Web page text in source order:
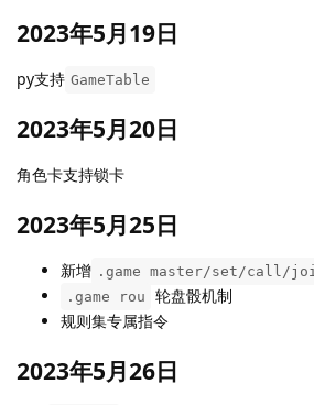
2023年5月19日
py支持 GameTable
2023年5月20日
角色卡支持锁卡
2023年5月25日
新增 .game master/set/call/
.game rou
轮盘骰机制
规则集专属指令
2023年5月26日